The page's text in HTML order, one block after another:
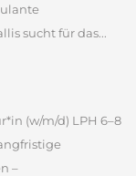
sucht für das...
(w/m/d) LPH 6–8
–